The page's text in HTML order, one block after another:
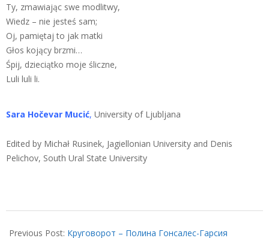
Ty, zmawiając swe modlitwy,
Wiedz – nie jesteś sam;
Oj, pamiętaj to jak matki
Głos kojący brzmi…
Śpij, dzieciątko moje śliczne,
Luli luli li.
Sara Hočevar Mucić, University of Ljubljana
Edited by Michał Rusinek, Jagiellonian University and Denis
Pelichov, South Ural State University
03-
Previous Post: Круговорот – Полина Гонсалес-Гарсия